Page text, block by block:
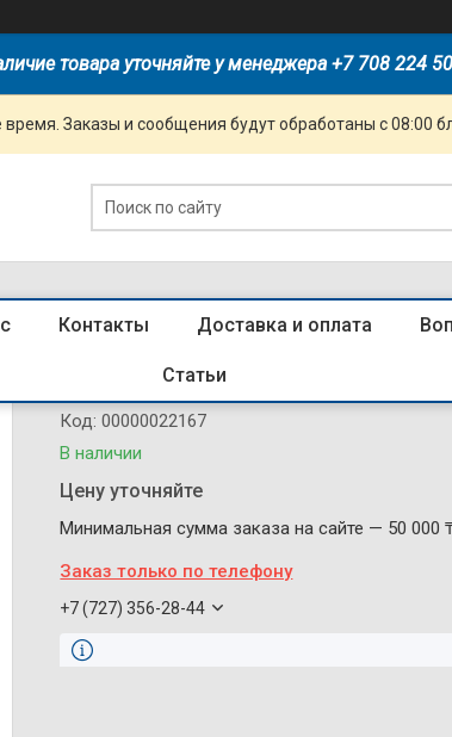
товара уточняйте у менеджера +7 708 224
Заказы и сообщения будут обработаны с 08:00
Контакты Доставка и оплата
Статьи
425075 Кулачковый
В наличии
Код:00000022167
Цену уточняйте
Минимальная сумма заказа на сайте — 50 000
Заказ только по телефону
+7 (727) 356-28-44